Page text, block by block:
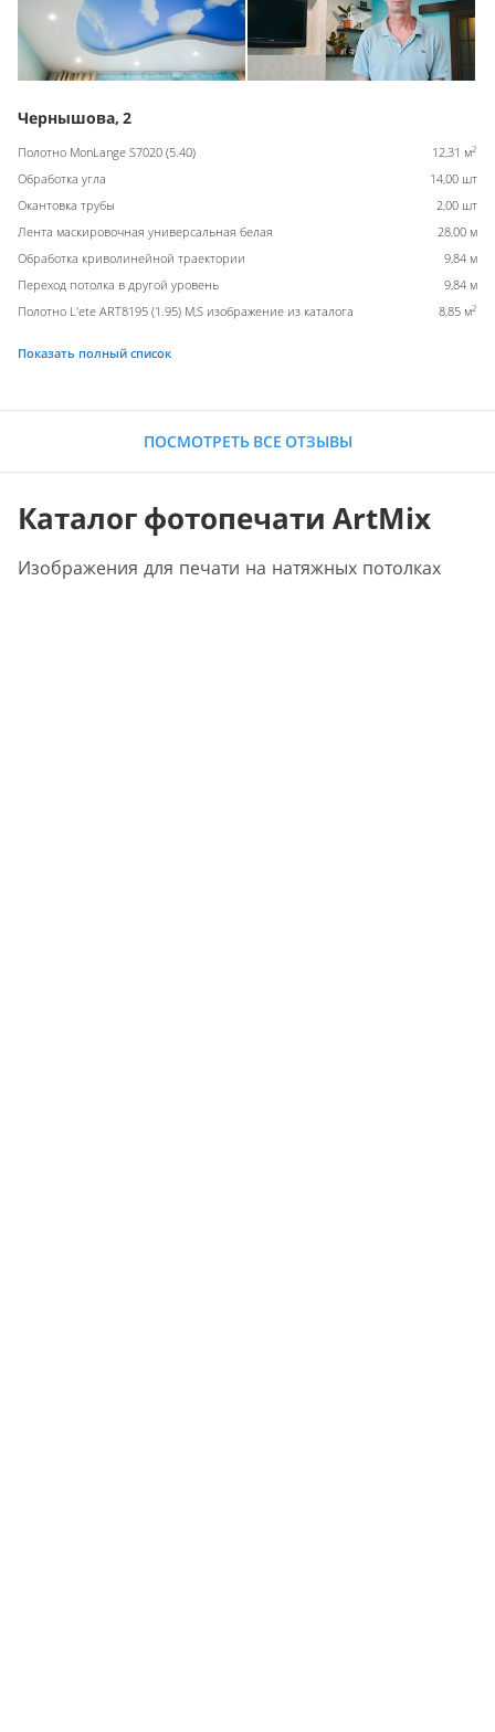
Чернышова, 2
Полотно MonLange S7020 (5.40) 12,31 м2
Обработка угла
14,00 шт
Окантовка трубы
2,00 шт
Лента маскировочная универсальная белая
28,00 м
Обработка криволинейной траектории
9,84 м
Переход потолка в другой уровень
9,84 м
Полотно L'ete ART8195 (1.95) M,S изображение из каталога
8,85 м2
Показать полный список
ПОСМОТРЕТЬ ВСЕ ОТЗЫВЫ
Каталог фотопечати ArtMix
Изображения для печати на натяжных потолках